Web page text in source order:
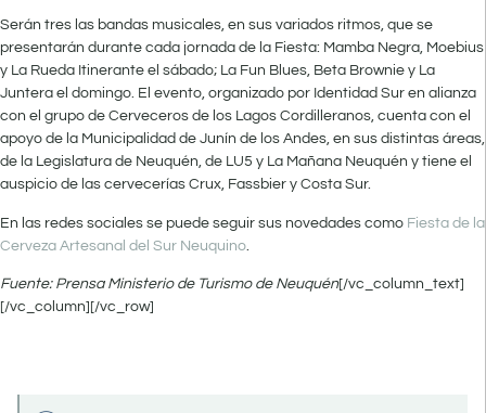
Serán tres las bandas musicales, en sus variados ritmos, que se
presentarán durante cada jornada de la Fiesta: Mamba Negra, Moebius
y La Rueda Itinerante el sábado; La Fun Blues, Beta Brownie y La
Juntera el domingo. El evento, organizado por Identidad Sur en alianza
con el grupo de Cerveceros de los Lagos Cordilleranos, cuenta con el
apoyo de la Municipalidad de Junín de los Andes, en sus distintas áreas,
de la Legislatura de Neuquén, de LU5 y La Mañana Neuquén y tiene el
auspicio de las cervecerías Crux, Fassbier y Costa Sur.
En las redes sociales se puede seguir sus novedades como Fiesta de la
Cerveza Artesanal del Sur Neuquino
Fuente: Prensa Ministerio de Turismo de Neuquén[/vc_column_text]
[/vc_column][/vc_row]